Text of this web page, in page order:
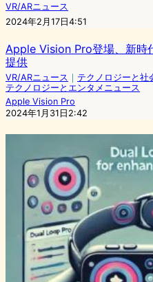
VR/ARニュース
2024年2月17日4:51
Apple Vision Pro登場、新時
提供
VR/ARニュース ｜ テクノロジーと社
テクノロジーとエンタメニュース
Apple Vision Pro
2024年1月31日2:42